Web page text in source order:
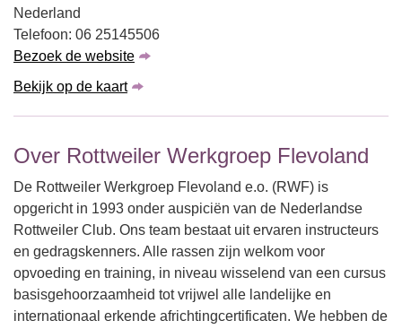
Nederland
Telefoon: 06 25145506
Bezoek de website
Bekijk op de kaart
Over Rottweiler Werkgroep Flevoland
De Rottweiler Werkgroep Flevoland e.o. (RWF) is
opgericht in 1993 onder auspiciën van de Nederlandse
Rottweiler Club. Ons team bestaat uit ervaren instructeurs
en gedragskenners. Alle rassen zijn welkom voor
opvoeding en training, in niveau wisselend van een cursus
basisgehoorzaamheid tot vrijwel alle landelijke en
internationaal erkende africhtingcertificaten. We hebben de